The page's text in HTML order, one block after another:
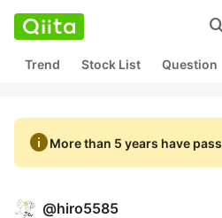
Trend Stock List Question
infoMore than 5 years have
@hiro5585